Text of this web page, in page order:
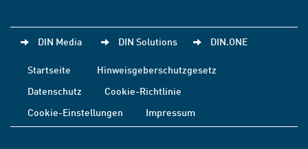
DIN Media DIN Solutions DIN.ONE
Startseite
Hinweisgeberschutzgesetz
Datenschutz
Cookie-Richtlinie
Cookie-Einstellungen
Impressum